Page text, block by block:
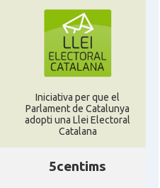
Iniciativa per que el
Parlament de Catalunya
adopti una Llei Electoral
Catalana
5centims